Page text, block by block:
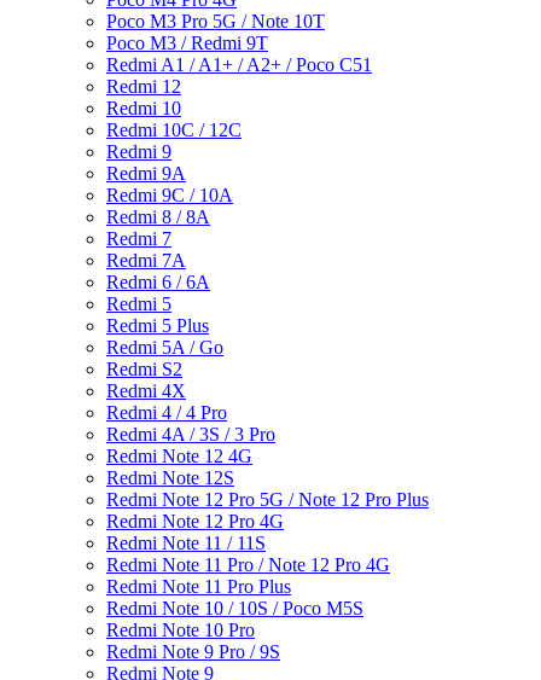
Poco M3 Pro 5G / Note 10T
Poco M3 / Redmi 9T
Redmi A1 / A1+ / A2+ / Poco C51
Redmi 12
Redmi 10
Redmi 10C / 12C
Redmi 9
Redmi 9A
Redmi 9C / 10A
Redmi 8 / 8A
Redmi 7
Redmi 7A
Redmi 6 / 6A
Redmi 5
Redmi 5 Plus
Redmi 5A / Go
Redmi S2
Redmi 4X
Redmi 4 / 4 Pro
Redmi 4A / 3S / 3 Pro
Redmi Note 12 4G
Redmi Note 12S
Redmi Note 12 Pro 5G / Note 12 Pro Plus
Redmi Note 12 Pro 4G
Redmi Note 11 / 11S
Redmi Note 11 Pro / Note 12 Pro 4G
Redmi Note 11 Pro Plus
Redmi Note 10 / 10S / Poco M5S
Redmi Note 10 Pro
Redmi Note 9 Pro / 9S
Redmi Note 9